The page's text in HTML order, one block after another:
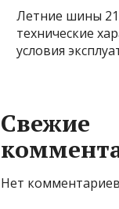
Летние шины
технические
условия
Свежие
Нет